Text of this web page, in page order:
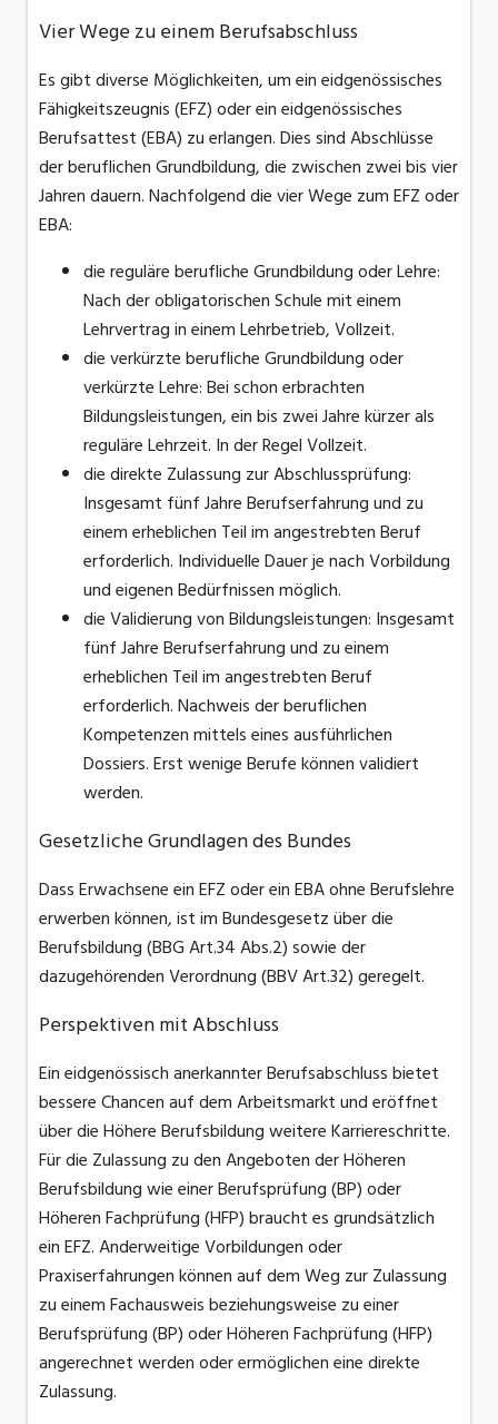
Vier Wege zu einem Berufsabschluss
Es gibt diverse Möglichkeiten, um ein eidgenössisches
Fähigkeitszeugnis (EFZ) oder ein eidgenössisches
Berufsattest (EBA) zu erlangen. Dies sind Abschlüsse
der beruflichen Grundbildung, die zwischen zwei bis vier
Jahren dauern. Nachfolgend die vier Wege zum EFZ oder
EBA:
die reguläre berufliche Grundbildung oder Lehre:
Nach der obligatorischen Schule mit einem
Lehrvertrag in einem Lehrbetrieb, Vollzeit.
die verkürzte berufliche Grundbildung oder
verkürzte Lehre: Bei schon erbrachten
Bildungsleistungen, ein bis zwei Jahre kürzer als
reguläre Lehrzeit. In der Regel Vollzeit.
die direkte Zulassung zur Abschlussprüfung:
Insgesamt fünf Jahre Berufserfahrung und zu
einem erheblichen Teil im angestrebten Beruf
erforderlich. Individuelle Dauer je nach Vorbildung
und eigenen Bedürfnissen möglich.
die Validierung von Bildungsleistungen: Insgesamt
fünf Jahre Berufserfahrung und zu einem
erheblichen Teil im angestrebten Beruf
erforderlich. Nachweis der beruflichen
Kompetenzen mittels eines ausführlichen
Dossiers. Erst wenige Berufe können validiert
werden.
Gesetzliche Grundlagen des Bundes
Dass Erwachsene ein EFZ oder ein EBA ohne Berufslehre
erwerben können, ist im Bundesgesetz über die
Berufsbildung (BBG Art.34 Abs.2) sowie der
dazugehörenden Verordnung (BBV Art.32) geregelt.
Perspektiven mit Abschluss
Ein eidgenössisch anerkannter Berufsabschluss bietet
bessere Chancen auf dem Arbeitsmarkt und eröffnet
über die Höhere Berufsbildung weitere Karriereschritte.
Für die Zulassung zu den Angeboten der Höheren
Berufsbildung wie einer Berufsprüfung (BP) oder
Höheren Fachprüfung (HFP) braucht es grundsätzlich
ein EFZ. Anderweitige Vorbildungen oder
Praxiserfahrungen können auf dem Weg zur Zulassung
zu einem Fachausweis beziehungsweise zu einer
Berufsprüfung (BP) oder Höheren Fachprüfung (HFP)
angerechnet werden oder ermöglichen eine direkte
Zulassung.